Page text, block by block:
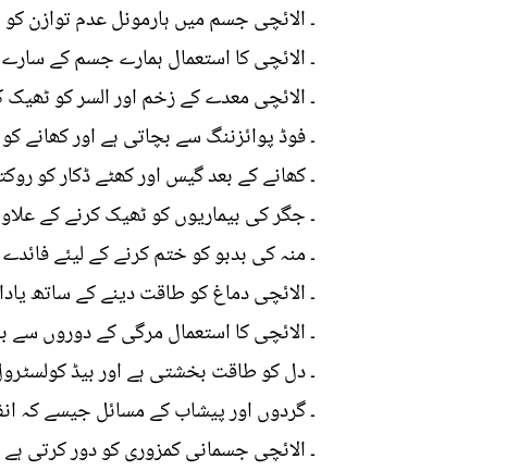
۔ الائچی جسم میں ہارمونل عدم توازن
۔ الائچی کا استعمال ہمارے جسم کے
۔ الائچی معدے کے زخم اور السر کو
۔ فوڈ پوائزننگ سے بچاتی ہے اور کھانے
۔ کھانے کے بعد گیس اور کھٹے ڈکار کو
۔ جگر کی بیماریوں کو ٹھیک کرنے کے
۔ منہ کی بدبو کو ختم کرنے کے لیئے
۔ الائچی دماغ کو طاقت دینے کے ساتھ
۔ الائچی کا استعمال مرگی کے دوروں سے
۔ دل کو طاقت بخشتی ہے اور بیڈ
۔ گردوں اور پیشاب کے مسائل جیسے کہ
۔ الائچی جسمانی کمزوری کو دور